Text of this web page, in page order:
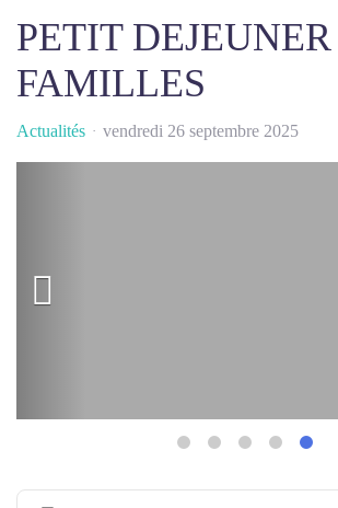
PETIT DEJEUNER
FAMILLES
Actualités vendredi 26 septembre 2025